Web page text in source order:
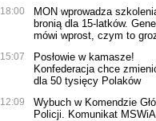
18:00
MON wprowadza
bronią dla 15-latków.
mówi wprost, czym to
15:07
Posłowie w kamasze!
Konfederacja chce
dla 50 tysięcy Polaków
12:09
Wybuch w Komendzie
Policji. Komunikat MSWiA